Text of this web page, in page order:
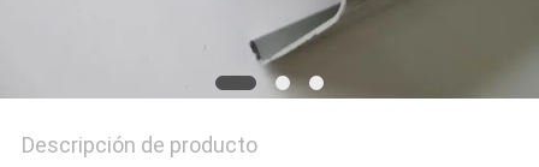
Descripción de producto